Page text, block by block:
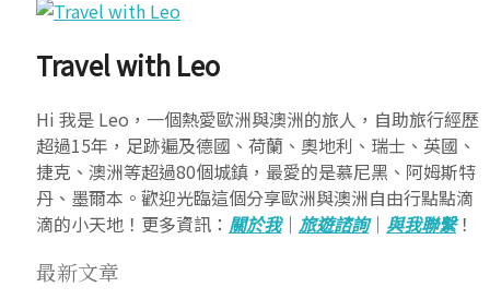
Travel with Leo
Hi 我是 Leo，一個熱愛歐洲與澳洲的旅人，自助旅行經歷
超過15年，足跡遍及德國、荷蘭、奧地利、瑞士、英國、
捷克、澳洲等超過80個城鎮，最愛的是慕尼黑、阿姆斯特
丹、墨爾本。歡迎光臨這個分享歐洲與澳洲自由行點點滴
滴的小天地！更多資訊： 關於我｜ 旅遊諮詢｜ 與我聯繫！
最新文章